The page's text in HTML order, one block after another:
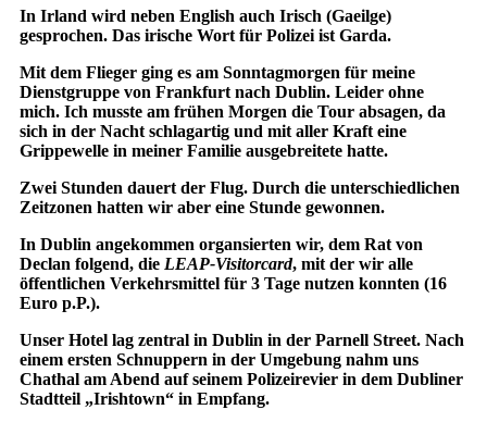
In Irland wird neben English auch Irisch (Gaeilge)
gesprochen. Das irische Wort für Polizei ist Garda.
Mit dem Flieger ging es am Sonntagmorgen für meine
Dienstgruppe von Frankfurt nach Dublin. Leider ohne
mich. Ich musste am frühen Morgen die Tour absagen, da
sich in der Nacht schlagartig und mit aller Kraft eine
Grippewelle in meiner Familie ausgebreitete hatte.
Zwei Stunden dauert der Flug. Durch die unterschiedlichen
Zeitzonen hatten wir aber eine Stunde gewonnen.
In Dublin angekommen organsierten wir, dem Rat von
Declan folgend, die LEAP-Visitorcard, mit der wir alle
öffentlichen Verkehrsmittel für 3 Tage nutzen konnten (16
Euro p.P.).
Unser Hotel lag zentral in Dublin in der Parnell Street. Nach
einem ersten Schnuppern in der Umgebung nahm uns
Chathal am Abend auf seinem Polizeirevier in dem Dubliner
Stadtteil „Irishtown“ in Empfang.